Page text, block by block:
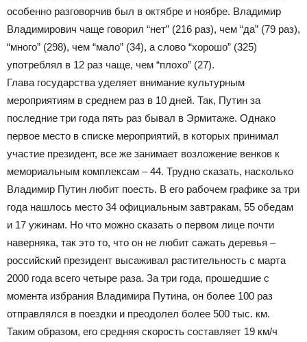
особенно разговорчив был в октябре и ноябре. Владимир
Владимирович чаще говорил “нет” (216 раз), чем “да” (79 раз),
“много” (298), чем “мало” (34), а слово “хорошо” (325)
употреблял в 12 раз чаще, чем “плохо” (27).
Глава государства уделяет внимание культурным
мероприятиям в среднем раз в 10 дней. Так, Путин за
последние три года пять раз бывал в Эрмитаже. Однако
первое место в списке мероприятий, в которых принимал
участие президент, все же занимает возложение венков к
мемориальным комплексам – 44. Трудно сказать, насколько
Владимир Путин любит поесть. В его рабочем графике за три
года нашлось место 34 официальным завтракам, 55 обедам
и 17 ужинам. Но что можно сказать о первом лице почти
наверняка, так это то, что он не любит сажать деревья –
российский президент высаживал растительность с марта
2000 года всего четыре раза. За три года, прошедшие с
момента избрания Владимира Путина, он более 100 раз
отправлялся в поездки и преодолел более 500 тыс. км.
Таким образом, его средняя скорость составляет 19 км/ч